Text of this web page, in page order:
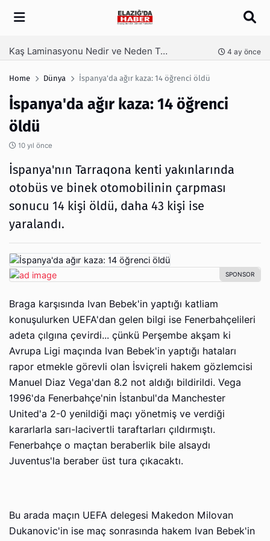
Arama
Kaş Laminasyonu Nedir ve Neden Tercih Edilir? 4 ay önce
Home Dünya İspanya'da ağır kaza: 14 öğrenci öldü
İspanya'da ağır kaza: 14 öğrenci
öldü
10 yıl önce
İspanya'nın Tarraqona kenti yakınlarında
otobüs ve binek otomobilinin çarpması
sonucu 14 kişi öldü, daha 43 kişi ise
yaralandı.
Braga karşısında Ivan Bebek'in yaptığı katliam
konuşulurken UEFA'dan gelen bilgi ise Fenerbahçelileri
adeta çılgına çevirdi... çünkü Perşembe akşam ki
Avrupa Ligi maçında Ivan Bebek'in yaptığı hataları
rapor etmekle görevli olan İsviçreli hakem gözlemcisi
Manuel Diaz Vega'dan 8.2 not aldığı bildirildi. Vega
1996'da Fenerbahçe'nin İstanbul'da Manchester
United'a 2-0 yenildiği maçı yönetmiş ve verdiği
kararlarla sarı-lacivertli taraftarları çıldırmıştı.
Fenerbahçe o maçtan beraberlik bile alsaydı
Juventus'la beraber üst tura çıkacaktı.
Bu arada maçın UEFA delegesi Makedon Milovan
Dukanovic'in ise maç sonrasında hakem Ivan Bebek'in